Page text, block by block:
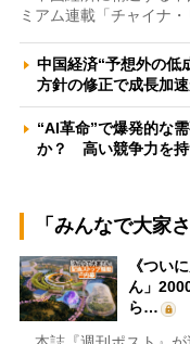
ミアム連載「チャイナ
中国経済“予想外の
方針の修正で成長加
“AI革命”で爆発的な
か？ 高い競争力を
「みんなで大家
《つい
ん」
ら…